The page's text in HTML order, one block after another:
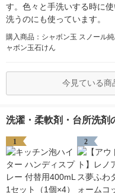
す。色々と手洗いする時に
洗うのにも使っています。
購入商品：シャボン玉 スノール
ャボン玉石けん
今見ている商
洗濯・柔軟剤・台所洗剤
1 2